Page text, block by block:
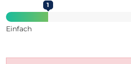
1
Einfach